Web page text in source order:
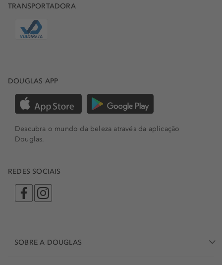
TRANSPORTADORA
DOUGLAS APP
Descubra o mundo da beleza através da aplicação
Douglas.
REDES SOCIAIS
SOBRE A DOUGLAS